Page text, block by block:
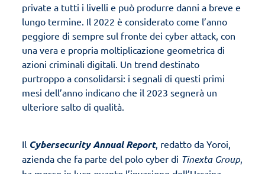
private a tutti i livelli e può produrre danni a breve e
lungo termine. Il 2022 è considerato come l’anno
peggiore di sempre sul fronte dei cyber attack, con
una vera e propria moltiplicazione geometrica di
azioni criminali digitali. Un trend destinato
purtroppo a consolidarsi: i segnali di questi primi
mesi dell’anno indicano che il 2023 segnerà un
ulteriore salto di qualità.
Il Cybersecurity Annual Report, redatto da Yoroi,
azienda che fa parte del polo cyber di Tinexta Group,